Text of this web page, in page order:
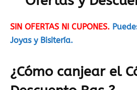
SIN OFERTAS NI CUPONES.
Joyas y Bisitería.
¿Cómo canjear el